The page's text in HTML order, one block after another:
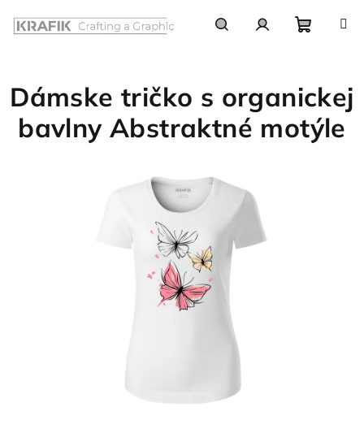
košík
Dámske tričko s organickej
bavlny Abstraktné motýle